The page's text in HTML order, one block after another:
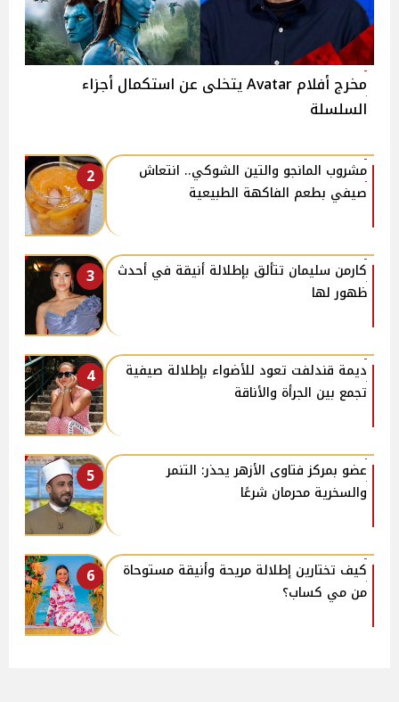
مخرج أفلام Avatar يتخلى عن استكمال أجزاء
السلسلة
2
مشروب المانجو والتين الشوكي.. انتعاش
صيفي بطعم الفاكهة الطبيعية
3
كارمن سليمان تتألق بإطلالة أنيقة في أحدث
ظهور لها
4
ديمة قندلفت تعود للأضواء بإطلالة صيفية
تجمع بين الجرأة والأناقة
5
عضو بمركز فتاوى الأزهر يحذر: التنمر
والسخرية محرمان شرعًا
6
كيف تختارين إطلالة مريحة وأنيقة مستوحاة
من مي كساب؟